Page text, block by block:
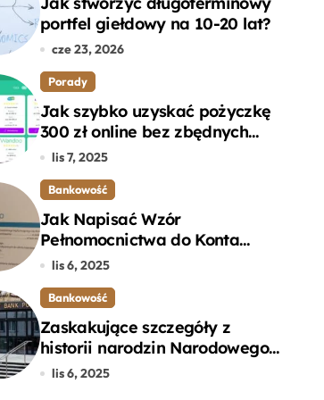
portfel giełdowy na 10-20 lat?
cze 23, 2026
Porady
Jak szybko uzyskać pożyczkę
300 zł online bez zbędnych
formalności?
lis 7, 2025
Bankowość
Jak Napisać Wzór
Pełnomocnictwa do Konta
Bankowego – Praktyczny
lis 6, 2025
Bankowość
Zaskakujące szczegóły z
historii narodzin Narodowego
Banku Polskiego, o których
lis 6, 2025